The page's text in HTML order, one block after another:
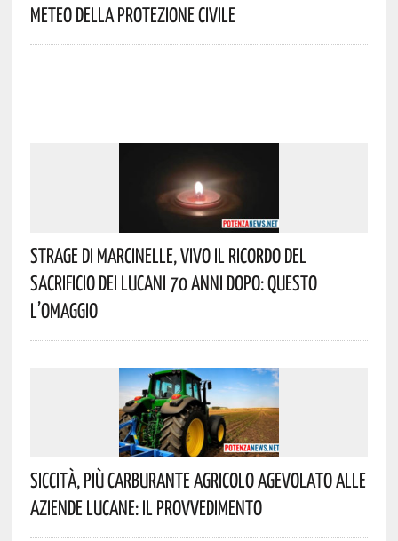
Meteo Della Protezione Civile
Strage Di Marcinelle, Vivo Il Ricordo Del
Sacrificio Dei Lucani 70 Anni Dopo: Questo
L’omaggio
Siccità, Più Carburante Agricolo Agevolato Alle
Aziende Lucane: Il Provvedimento